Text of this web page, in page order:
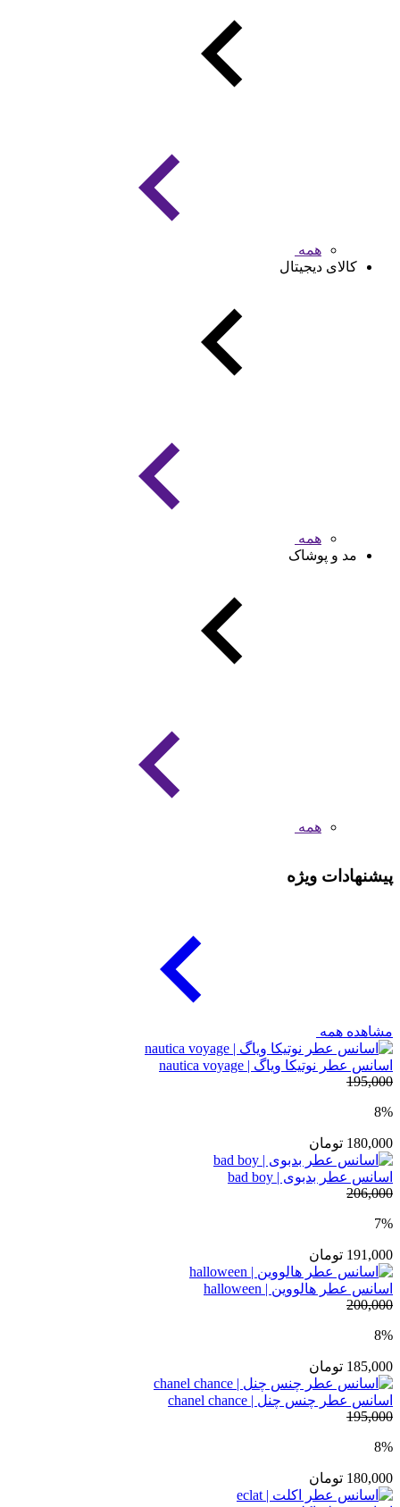
همه
کالای دیجیتال
همه
مد و پوشاک
همه
پیشنهادات ویژه
مشاهده همه
اسانس عطر نوتیکا ویاگ | nautica voyage
195,000
8%
180,000 تومان
اسانس عطر بدبوی | bad boy
206,000
7%
191,000 تومان
اسانس عطر هالووین | halloween
200,000
8%
185,000 تومان
اسانس عطر چنس چنل | chanel chance
195,000
8%
180,000 تومان